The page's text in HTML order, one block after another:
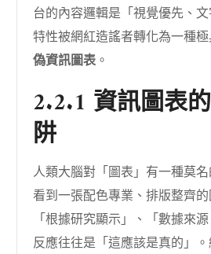
台的內容邏輯是「視覺優先、
特性被網紅造謠者轉化為一種極
偽資訊圖表 。
2.2.1 資訊圖表
阱
人類大腦對「圖表」有一種莫
看到一張配色專業、排版整齊
「根據研究顯示」、「數據來
反應往往是「這應該是真的」